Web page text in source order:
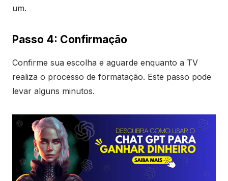
um.
Passo 4: Confirmação
Confirme sua escolha e aguarde enquanto a TV
realiza o processo de formatação. Este passo pode
levar alguns minutos.